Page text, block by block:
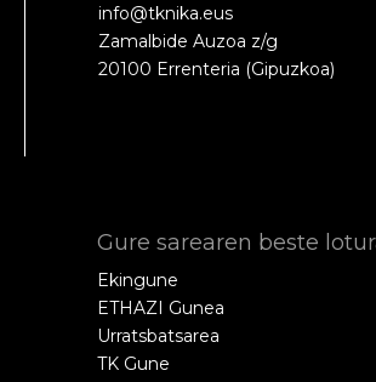
info@tknika.eus
Zamalbide Auzoa z/g
20100 Errenteria (Gipuzkoa)
Gure sarearen beste
Ekingune
ETHAZI Gunea
Urratsbatsarea
TK Gune